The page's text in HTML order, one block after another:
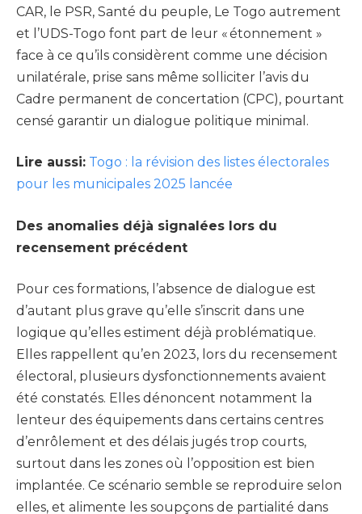
CAR, le PSR, Santé du peuple, Le Togo autrement
et l’UDS-Togo font part de leur « étonnement »
face à ce qu’ils considèrent comme une décision
unilatérale, prise sans même solliciter l’avis du
Cadre permanent de concertation (CPC), pourtant
censé garantir un dialogue politique minimal.
Lire aussi: Togo : la révision des listes électorales
pour les municipales 2025 lancée
Des anomalies déjà signalées lors du
recensement précédent
Pour ces formations, l’absence de dialogue est
d’autant plus grave qu’elle s’inscrit dans une
logique qu’elles estiment déjà problématique.
Elles rappellent qu’en 2023, lors du recensement
électoral, plusieurs dysfonctionnements avaient
été constatés. Elles dénoncent notamment la
lenteur des équipements dans certains centres
d’enrôlement et des délais jugés trop courts,
surtout dans les zones où l’opposition est bien
implantée. Ce scénario semble se reproduire selon
elles, et alimente les soupçons de partialité dans